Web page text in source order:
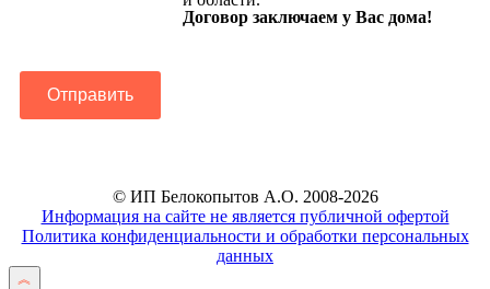
Отправить
Договор заключаем у Вас дома!
© ИП Белокопытов А.О. 2008-2026
Информация на сайте не является публичной офертой
Политика конфиденциальности и обработки персональных
данных